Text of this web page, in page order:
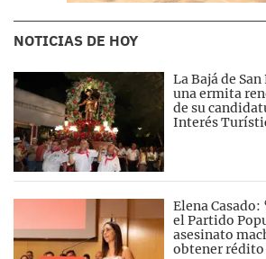
NOTICIAS DE HOY
La Bajá de
una ermita
de su
Interés
Elena
el Partido
asesinato
obtener